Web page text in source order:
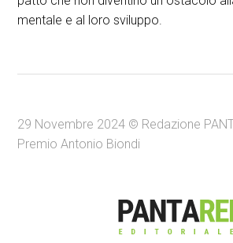
mentale e al loro sviluppo.
29 Novembre 2024 © Redazione
Premio Antonio Biondi